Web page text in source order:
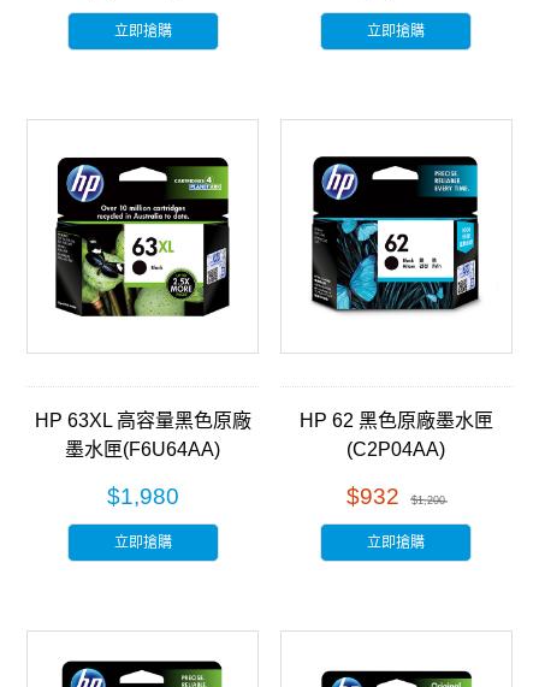
立即搶購 立即搶購
HP 63XL 高容量黑色原廠
墨水匣(F6U64AA)
$1,980
立即搶購
HP 62 黑色原廠墨水匣
(C2P04AA)
$932 $1,200
立即搶購